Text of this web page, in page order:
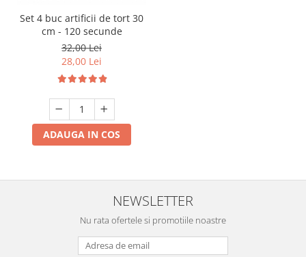
Set 4 buc artificii de tort 30
cm - 120 secunde
32,00 Lei
28,00 Lei
ADAUGA IN COS
NEWSLETTER
Nu rata ofertele si promotiile noastre